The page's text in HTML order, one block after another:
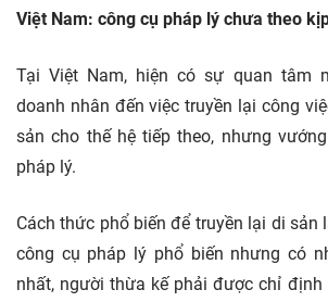
Việt Nam: công cụ pháp lý chưa theo
Tại Việt Nam, hiện có sự quan tâm
doanh nhân đến việc truyền lại công
sản cho thế hệ tiếp theo, nhưng
pháp lý.
Cách thức phổ biến để truyền lại di sản
công cụ pháp lý phổ biến nhưng có
nhất, người thừa kế phải được chỉ